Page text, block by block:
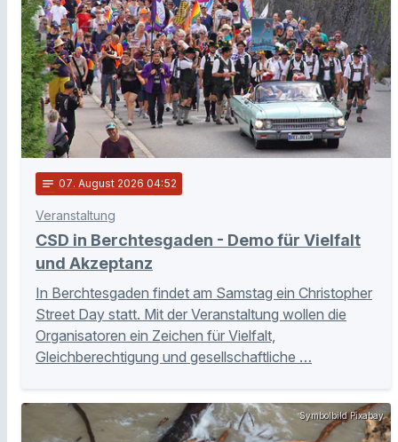
notes 07. August 2026 04:52
Veranstaltung
CSD in Berchtesgaden - Demo für Vielfalt
und Akzeptanz
In Berchtesgaden findet am Samstag ein Christopher
Street Day statt. Mit der Veranstaltung wollen die
Organisatoren ein Zeichen für Vielfalt,
Gleichberechtigung und gesellschaftliche …
Symbolbild Pixabay